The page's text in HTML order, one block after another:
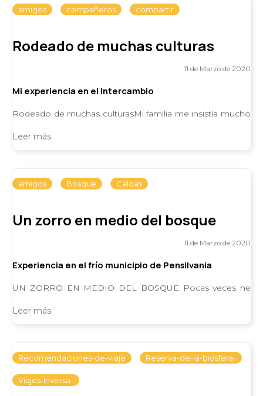
Una experiencia única contada desde
amigos compañeros compartir
Rodeado de muchas culturas
11 de Marzo de 2020
Mi experiencia en el intercambio
Rodeado de muchas culturasMi familia me insistía mucho
oportunidad de irme de intercambio a
Leer más
amigos Bosque Caldas
Un zorro en medio del bosque
11 de Marzo de 2020
Experiencia en el frío municipio de Pensilvania
UN ZORRO EN MEDIO DEL BOSQUE Pocas veces he
aquella aventura en medio de las montañas frí
Leer más
Recomendaciones-de-viaje Reserva-de-la-biosfera-
Viajes-Inversa-